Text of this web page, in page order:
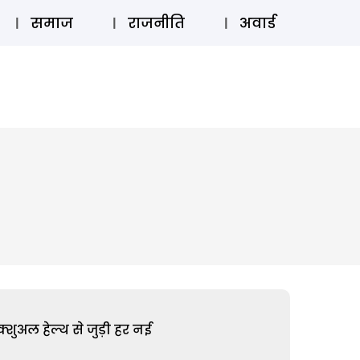
लॉग इन ⚲ SUBSCRIBE
समाज राजनीति अवार्ड
हेल्थ से जुड़ी हर नई